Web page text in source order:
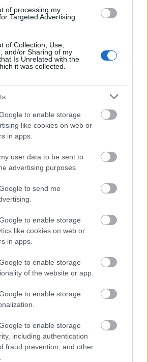
of processing my
Targeted Advertising.
of Collection, Use,
and/or Sharing of my
Is Unrelated with the
it was collected.
to enable storage
like cookies on web or
in apps.
user data to be sent to
advertising purposes.
to send me
to enable storage
like cookies on web or
in apps.
to enable storage
of the website or app.
to enable storage
to enable storage
including authentication
fraud prevention, and other
reményei szerint 2013
az üstökösök
L4 katalógusjelű üstökös
lesz, amely március 8. és 12.
legfényesebben. Az év
csillagászati eseménye
érkező a C/2012 S1
ragyog majd az égbolton.
szerint rendkívül
van szó, hiszen az ISON-
10 millió évvel ezelőtt járt a
külső tartományában lévő
az úgynevezett Oort-felhő
kétszázezerszer
Föld távolságot" -
Bailey.
Lavór